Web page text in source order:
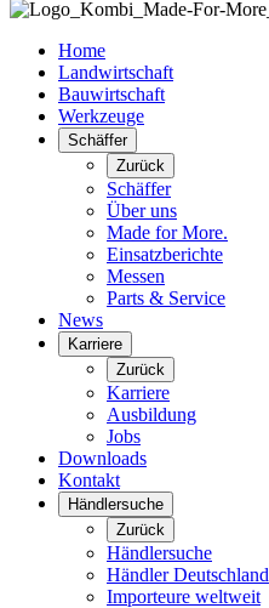
Home
Landwirtschaft
Bauwirtschaft
Werkzeuge
Schäffer
Zurück
Schäffer
Über uns
Made for More.
Einsatzberichte
Messen
Parts & Service
News
Karriere
Zurück
Karriere
Ausbildung
Jobs
Downloads
Kontakt
Händlersuche
Zurück
Händlersuche
Händler Deutschland
Importeure weltweit